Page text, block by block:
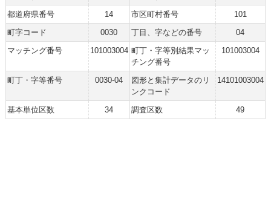
都道府県番号
14 市区町村番号
101
町字コード
0030 丁目、字などの番号
04
マッチング番号
101003004 町丁・字等別結果マッ
チング番号
101003004
町丁・字等番号 0030-04
図形と集計データのリ
ンクコード
14101003004
基本単位区数 34 調査区数 49